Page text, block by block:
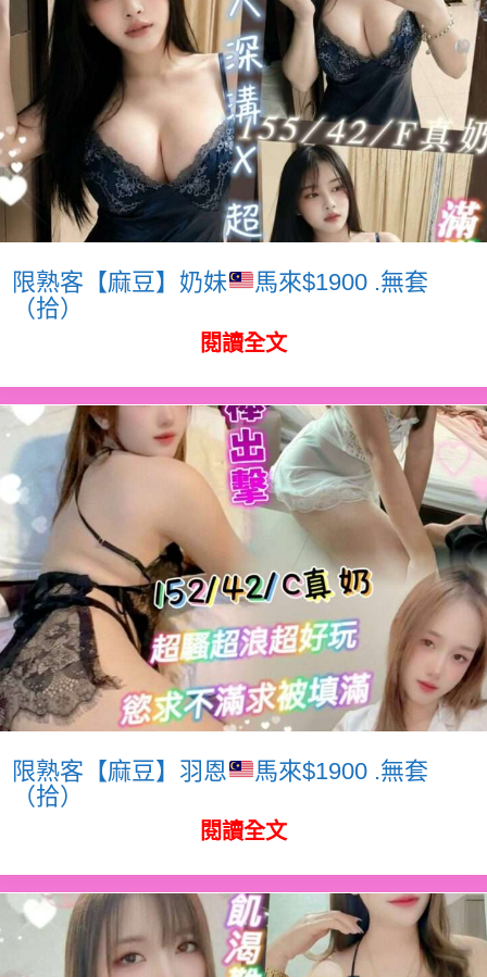
限熟客【麻豆】奶妹
馬來$1900 .無套
（拾）
閱讀全文
限熟客【麻豆】羽恩
馬來$1900 .無套
（拾）
閱讀全文